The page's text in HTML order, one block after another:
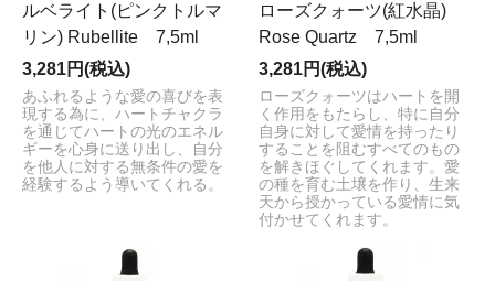
ルベライト(ピンクトルマ
リン) Rubellite 7,5ml
3,281円(税込)
あふれるような愛の喜びを表
現する為に、ハートチャクラ
を通じてハートの光のエネル
ギーを心身に送り出し、自分
を他人に対する無条件の愛を
経験するよう導いてくれる。
ローズクォーツ(紅水晶)
Rose Quartz 7,5ml
3,281円(税込)
ローズクォーツはハートを開
く作用をもたらし、特に自分
自身に対して愛情を持ったり
することを阻むすべてのもの
を解きほぐしてくれます。愛
の種を育む土壌を作り、生来
天から授かっている愛情に気
付かせてくれます。